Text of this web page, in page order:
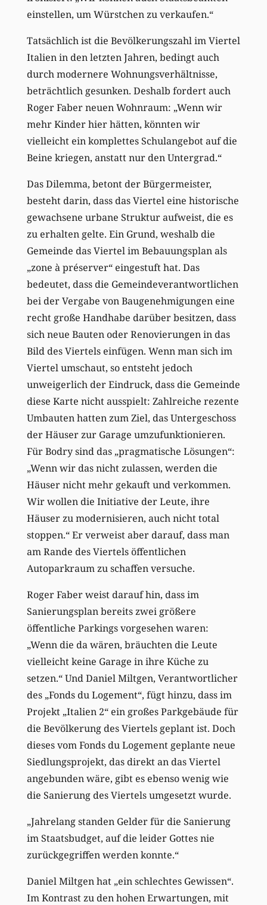
einstellen, um Würstchen zu verkaufen.“
Tatsächlich ist die Bevölkerungszahl im Viertel
Italien in den letzten Jahren, bedingt auch
durch modernere Wohnungsverhältnisse,
beträchtlich gesunken. Deshalb fordert auch
Roger Faber neuen Wohnraum: „Wenn wir
mehr Kinder hier hätten, könnten wir
vielleicht ein komplettes Schulangebot auf die
Beine kriegen, anstatt nur den Untergrad.“
Das Dilemma, betont der Bürgermeister,
besteht darin, dass das Viertel eine historische
gewachsene urbane Struktur aufweist, die es
zu erhalten gelte. Ein Grund, weshalb die
Gemeinde das Viertel im Bebauungsplan als
„zone à préserver“ eingestuft hat. Das
bedeutet, dass die Gemeindeverantwortlichen
bei der Vergabe von Baugenehmigungen eine
recht große Handhabe darüber besitzen, dass
sich neue Bauten oder Renovierungen in das
Bild des Viertels einfügen. Wenn man sich im
Viertel umschaut, so entsteht jedoch
unweigerlich der Eindruck, dass die Gemeinde
diese Karte nicht ausspielt: Zahlreiche rezente
Umbauten hatten zum Ziel, das Untergeschoss
der Häuser zur Garage umzufunktionieren.
Für Bodry sind das „pragmatische Lösungen“:
„Wenn wir das nicht zulassen, werden die
Häuser nicht mehr gekauft und verkommen.
Wir wollen die Initiative der Leute, ihre
Häuser zu modernisieren, auch nicht total
stoppen.“ Er verweist aber darauf, dass man
am Rande des Viertels öffentlichen
Autoparkraum zu schaffen versuche.
Roger Faber weist darauf hin, dass im
Sanierungsplan bereits zwei größere
öffentliche Parkings vorgesehen waren:
„Wenn die da wären, bräuchten die Leute
vielleicht keine Garage in ihre Küche zu
setzen.“ Und Daniel Miltgen, Verantwortlicher
des „Fonds du Logement“, fügt hinzu, dass im
Projekt „Italien 2“ ein großes Parkgebäude für
die Bevölkerung des Viertels geplant ist. Doch
dieses vom Fonds du Logement geplante neue
Siedlungsprojekt, das direkt an das Viertel
angebunden wäre, gibt es ebenso wenig wie
die Sanierung des Viertels umgesetzt wurde.
„Jahrelang standen Gelder für die Sanierung
im Staatsbudget, auf die leider Gottes nie
zurückgegriffen werden konnte.“
Daniel Miltgen hat „ein schlechtes Gewissen“.
Im Kontrast zu den hohen Erwartungen, mit